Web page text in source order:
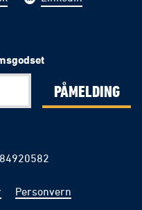
PÅMELDING
Personvern